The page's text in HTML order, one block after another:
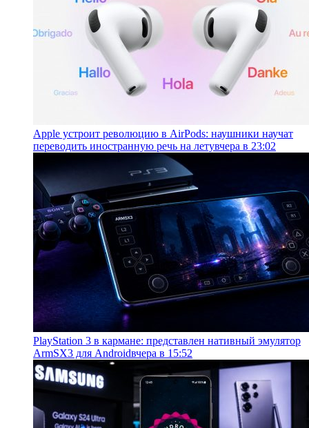
Apple устроит революцию в AirPods: наушники научат
переводить иностранную речь на летувчера в 23:02
PlayStation 3 в кармане: представлен нативный эмулятор
ArmSX3 для Androidвчера в 15:52